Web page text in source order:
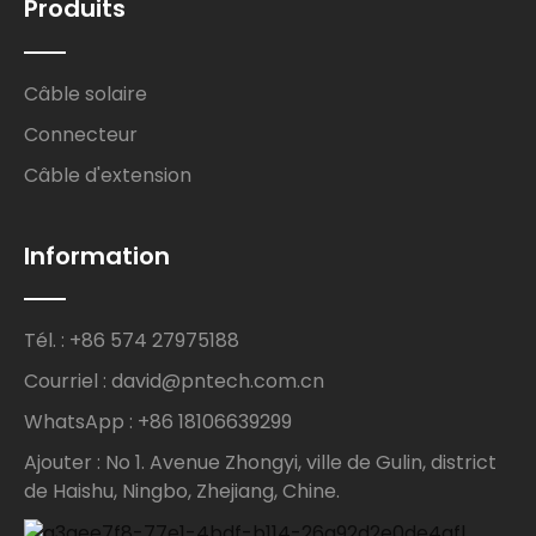
Produits
Câble solaire
Connecteur
Câble d'extension
Information
Tél. : +86 574 27975188
Courriel : david@pntech.com.cn
WhatsApp : +86 18106639299
Ajouter : No 1. Avenue Zhongyi, ville de Gulin, district
de Haishu, Ningbo, Zhejiang, Chine.